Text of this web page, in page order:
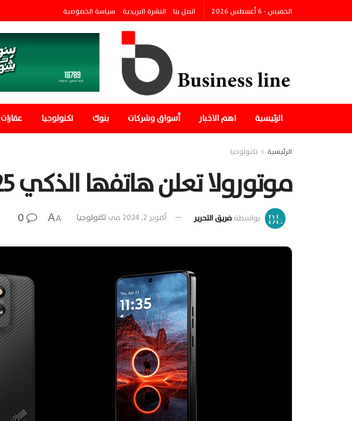
الخميس - 6 أغسطس 2026 اتصل بنا النشرة البريدية سياسة الخصوصية
الرئيسية اهم الاخبار أسواق وشركات بنوك تكنولوجيا عقارات
الرئيسية تكنولوجيا
موتورولا تعلن هاتفها الذكي ThinkPhone 25
بواسطةفريق التحرير أكتوبر 2, 2024 فيتكنولوجيا A
A